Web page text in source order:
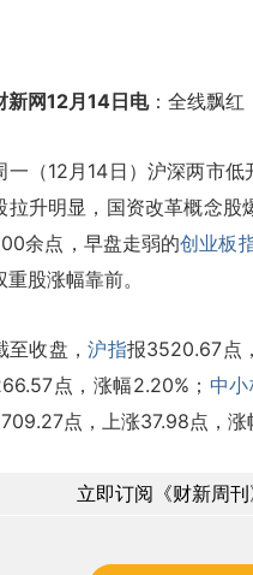
新网12月14日电：全线飘红
12月14日）沪深两市低
拉升明显，国资改革概念股
余点，早盘走弱的创业板
股涨幅靠前。
收盘，沪指报3520.67点
点，涨幅2.20%； 中
点，上涨37.98点，涨
立即订阅《财新周